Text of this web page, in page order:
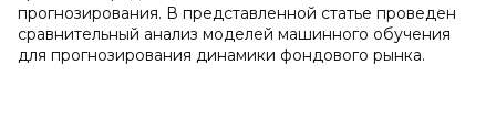
прогнозирования. В представленной статье проведен
сравнительный анализ моделей машинного обучения
для прогнозирования динамики фондового рынка.